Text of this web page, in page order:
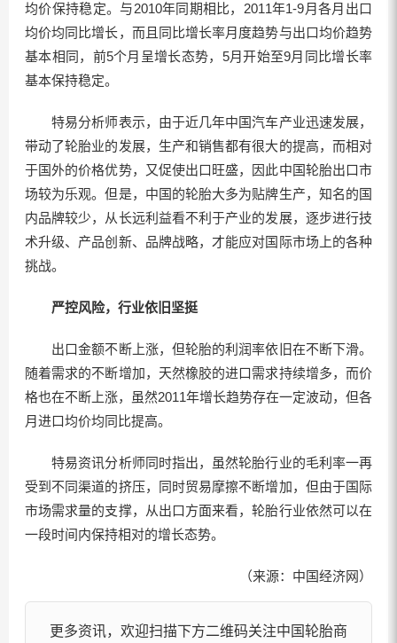
均价保持稳定。与2010年同期相比，2011年1-9月各月出口
均价均同比增长，而且同比增长率月度趋势与出口均价趋势
基本相同，前5个月呈增长态势，5月开始至9月同比增长率
基本保持稳定。
特易分析师表示，由于近几年中国汽车产业迅速发展，
带动了轮胎业的发展，生产和销售都有很大的提高，而相对
于国外的价格优势，又促使出口旺盛，因此中国轮胎出口市
场较为乐观。但是，中国的轮胎大多为贴牌生产，知名的国
内品牌较少，从长远利益看不利于产业的发展，逐步进行技
术升级、产品创新、品牌战略，才能应对国际市场上的各种
挑战。
严控风险，行业依旧坚挺
出口金额不断上涨，但轮胎的利润率依旧在不断下滑。
随着需求的不断增加，天然橡胶的进口需求持续增多，而价
格也在不断上涨，虽然2011年增长趋势存在一定波动，但各
月进口均价均同比提高。
特易资讯分析师同时指出，虽然轮胎行业的毛利率一再
受到不同渠道的挤压，同时贸易摩擦不断增加，但由于国际
市场需求量的支撑，从出口方面来看，轮胎行业依然可以在
一段时间内保持相对的增长态势。
（来源：中国经济网）
更多资讯，欢迎扫描下方二维码关注中国轮胎商